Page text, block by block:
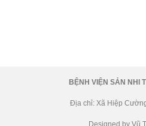
BỆNH VIỆN SẢN NHI
Địa chỉ: Xã Hiệp
Designed by Vũ